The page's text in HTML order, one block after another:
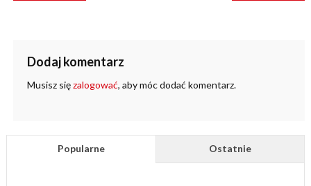
Dodaj komentarz
Musisz sięzalogować, aby móc dodać komentarz.
Popularne Ostatnie